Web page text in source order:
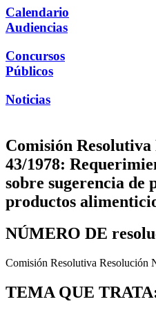
Calendario
Audiencias
Concursos
Públicos
Noticias
Comisión Resolutiva
43/1978:
sobre sugerencia de
productos
NÚMERO DE
Comisión Resolutiva Resolución
TEMA QUE